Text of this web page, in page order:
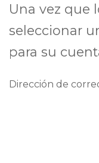
Una vez que
seleccionar
para su
Dirección de